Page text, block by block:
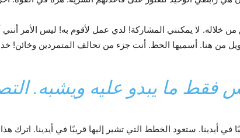
خلاله. لا يمكنني المشاركة! لدي عمل لأقوم به! ليس الأمر أنني
من هنا. أسميها الحظ. أنت جزء من تحالف المتمردين وخائن!
فقط ما يبدو عليه ويشبه.
في أيدينا. ستعود الخطط التي تشير إليها قريبًا في أيدينا.